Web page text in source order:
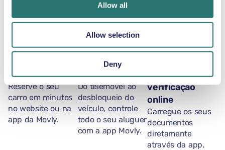
Allow all
Allow selection
Deny
Volkswagen T-Cross garante uma experiência suave e
sem stresse enquanto explora a cidade e as atrações
Num instante
Reserve o seu
carro em minutos
no website ou na
app da Movly.
App Movly
Do telemóvel ao
desbloqueio do
veículo, controle
todo o seu aluguer
com a app Movly.
Obtenha
verificação
online
Carregue os seus
documentos
diretamente
através da app.